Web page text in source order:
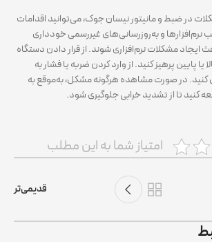
در ضبط و مانیتور نیسان جوک، می‌توانید اقدامات
نرم‌افزارها و به‌روزرسانی‌های غیررسمی خودداری
ایجاد مشکلات نرم‌افزاری شوند. از قرار دادن دستگاه
پایین پرهیز کنید. از وارد کردن ضربه یا فشار به
در صورت مشاهده هرگونه مشکل، به‌موقع به
کنید تا از تشدید خرابی جلوگیری شود.
امتیاز شما به این مطلب
قدیمی‌تر